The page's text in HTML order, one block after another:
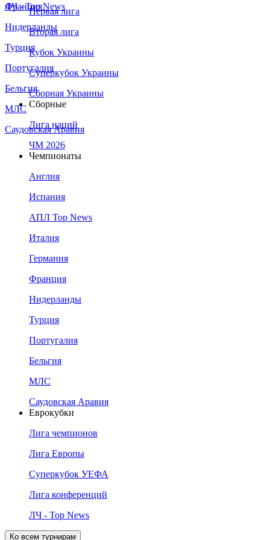
Франция
Нидерланды
Турция
Португалия
Бельгия
МЛС
Саудовская Аравия
ЛЧ - Top News
Первая лига
Вторая лига
Кубок Украины
Суперкубок Украины
Сборная Украины
Сборные
Лига наций
ЧМ 2026
Чемпионаты
Англия
Испания
АПЛ Top News
Италия
Германия
Франция
Нидерланды
Турция
Португалия
Бельгия
МЛС
Саудовская Аравия
Еврокубки
Лига чемпионов
Лига Европы
Суперкубок УЕФА
Лига конференций
ЛЧ - Top News
Ко всем турнирам